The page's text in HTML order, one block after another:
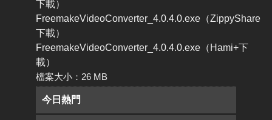
下載）
FreemakeVideoConverter_4.0.4.0.exe（ZippyShare
下載）
FreemakeVideoConverter_4.0.4.0.exe（Hami+下
載）
檔案大小：26 MB
今日熱門